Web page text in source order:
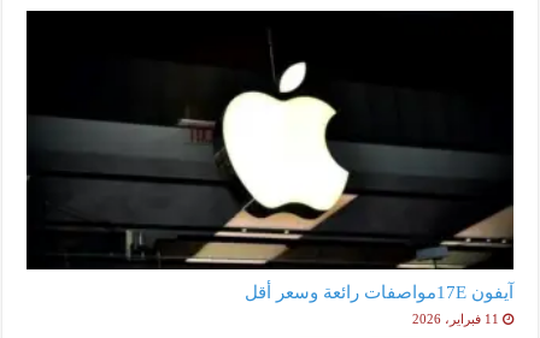
آيفون 17Eمواصفات رائعة وسعر أقل
11 فبراير، 2026